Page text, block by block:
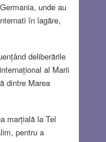
unde au
în lagăre,
deliberările
al Marii
dintre Marea
marțială la Tel
pentru a